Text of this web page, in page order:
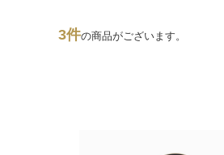
3件の商品がございます。